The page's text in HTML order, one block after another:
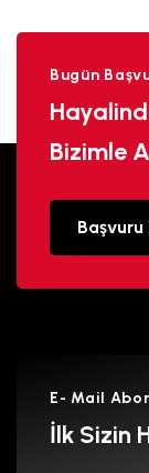
Bugün
Bizimle
Başvuru
E- Mail
İlk Sizin